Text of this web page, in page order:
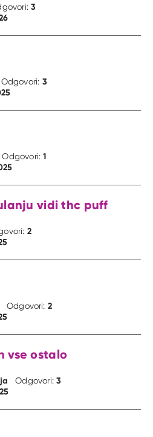
3
Odgovori: 3
Odgovori:1
vidi thc puff
2
Odgovori: 2
vse ostalo
Odgovori:3